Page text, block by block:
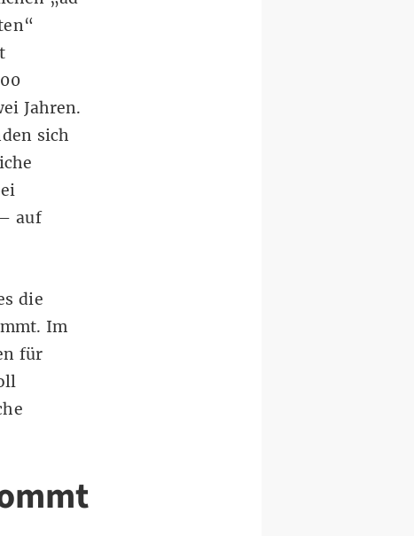
Jahren.
sich
auf
die
Im
für